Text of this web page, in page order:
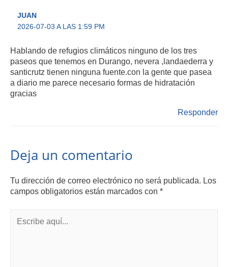
JUAN
2026-07-03 A LAS 1:59 PM
Hablando de refugios climáticos ninguno de los tres
paseos que tenemos en Durango, nevera ,landaederra y
santicrutz tienen ninguna fuente.con la gente que pasea
a diario me parece necesario formas de hidratación
gracias
Responder
Deja un comentario
Tu dirección de correo electrónico no será publicada. Los
campos obligatorios están marcados con *